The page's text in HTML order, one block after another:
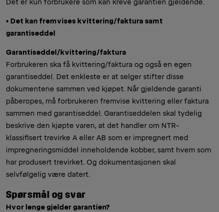
Det er kun forbrukere som kan kreve garantien gjeldende.
• Det kan fremvises kvittering/faktura samt
garantiseddel
Garantiseddel/kvittering/faktura
Forbrukeren ska få kvittering/faktura og også en egen
garantiseddel. Det enkleste er at selger stifter disse
dokumentene sammen ved kjøpet. Når gjeldende garanti
påberopes, må forbrukeren fremvise kvittering eller faktura
sammen med garantiseddel. Garantiseddelen skal tydelig
beskrive den kjøpte varen, at det handler om NTR-
klassifisert trevirke A eller AB som er impregnert med
impregneringsmiddel inneholdende kobber, samt hvem som
har produsert trevirket. Og dokumentasjonen skal
selvfølgelig være datert.
Spørsmål og svar
Hvor lenge gjelder garantien?